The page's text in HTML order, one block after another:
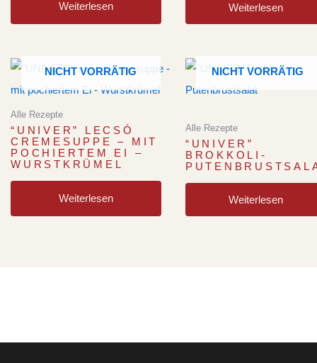
Weiterlesen Weiterlesen
NICHT VORRÄTIG
Alle Rezepte
“UNIVER” LECSÓ
CREMESUPPE – MIT
POCHIERTEM EI –
WURSTKRÜMEL
Weiterlesen
NICHT VORRÄTIG
Alle Rezepte
“UNIVER”
BROKKOLI-
Weiterlesen